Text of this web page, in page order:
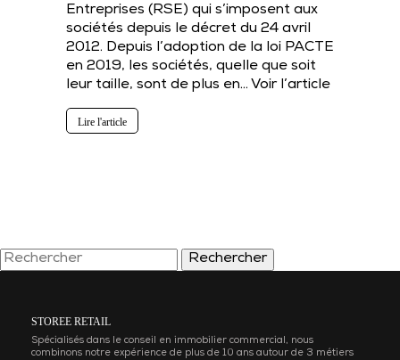
Entreprises (RSE) qui s’imposent aux
sociétés depuis le décret du 24 avril
2012. Depuis l’adoption de la loi PACTE
en 2019, les sociétés, quelle que soit
leur taille, sont de plus en… Voir l’article
Lire l'article
Rechercher
STOREE RETAIL
Spécialisés dans le conseil en immobilier commercial, nous
combinons notre expérience de plus de 10 ans autour de 3 métiers